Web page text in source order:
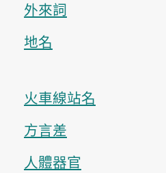
外來詞
地名
火車線站名
方言差
人體器官